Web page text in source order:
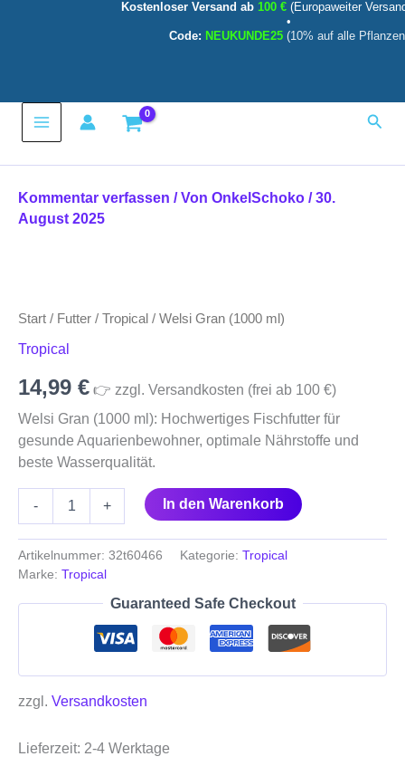
Kostenloser Versand ab 100 € (Europaweiter
•
Code: NEUKUNDE25 (10% auf alle
Main
Kommentar verfassen / Von OnkelSchoko /30.
August 2025
Start / Futter / Tropical / Welsi Gran (1000 ml)
Tropical
14,99 € 👉 zzgl. Versandkosten (frei ab 100 €)
Welsi Gran (1000 ml): Hochwertiges Fischfutter für
gesunde Aquarienbewohner, optimale Nährstoffe und
beste Wasserqualität.
-
ml)
+ In den Warenkorb
Artikelnummer: 32t60466 Kategorie: Tropical
Marke: Tropical
Guaranteed Safe Checkout
zzgl. Versandkosten
Lieferzeit: 2-4 Werktage